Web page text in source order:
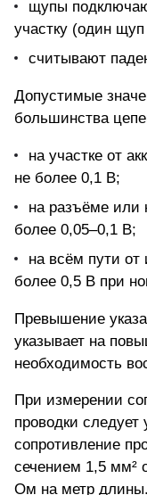
щупы
участку (один
считывают
Допустимые
большинства
на участке от
не более 0,1 В;
на разъёме
более 0,05–0,1 В;
на всём пути от
более 0,5 В при
Превышение
указывает на
необходимость
При измерении
проводки следует
сопротивление
сечением 1,5 мм²
Ом на метр